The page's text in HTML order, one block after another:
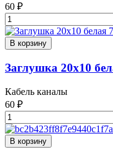
60 ₽
В корзину
Заглушка 20х10
Кабель каналы
60 ₽
В корзину